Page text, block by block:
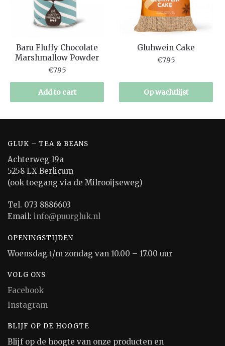
Baru Fluffy Chocolate
Marshmallow Powder
€7.95
Add to cart
Gluhwein Cake
€7.95
Op wachtlijst
GLUK – TEA & BEANS
Achterweg 19a
5258 LX Berlicum
(ook toegang via de Milrooijseweg)
Tel. 073 8886603
Email: info@puurgluk.nl
OPENINGSTIJDEN
Woensdag t/m zondag van 10.00 – 17.00 uur
VOLG ONS
Facebook
Instagram
BLIJF OP DE HOOGTE
Blijf op de hoogte van onze producten en